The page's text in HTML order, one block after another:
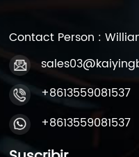
categorizado en
varían según el ciclo;
quincenal puede
de la batería, mientras
reemplazos
específicas, como
Contact Person :
+8613559081537
+8613559081537